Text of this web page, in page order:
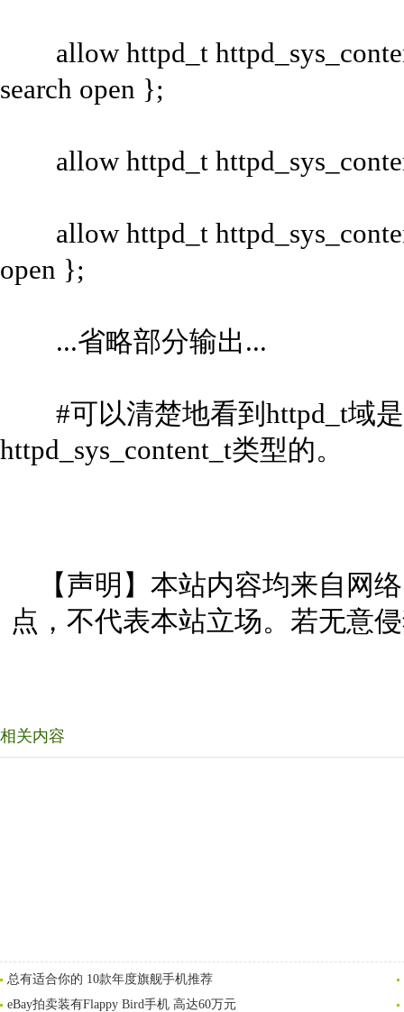
allow httpd_t
search open };
allow httpd_t
allow httpd_t
open };
...省略部分输出...
#可以清楚地看到httpd_t域是
httpd_sys_content_t类型的。
【声明】本站内容均来自网
点，不代表本站立场。若无意
相关内容
总有适合你的 10款年度旗舰手机推荐
eBay拍卖装有Flappy Bird手机 高达60万元